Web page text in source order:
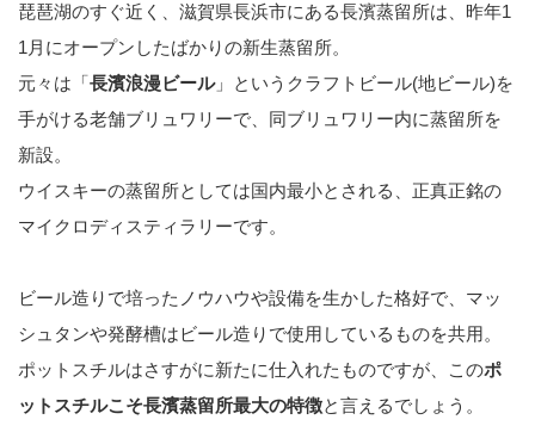
琵琶湖のすぐ近く、滋賀県長浜市にある長濱蒸留所は、昨年1
1月にオープンしたばかりの新生蒸留所。
元々は「長濱浪漫ビール」というクラフトビール(地ビール)を
手がける老舗ブリュワリーで、同ブリュワリー内に蒸留所を
新設。
ウイスキーの蒸留所としては国内最小とされる、正真正銘の
マイクロディスティラリーです。
ビール造りで培ったノウハウや設備を生かした格好で、マッ
シュタンや発酵槽はビール造りで使用しているものを共用。
ポットスチルはさすがに新たに仕入れたものですが、このポ
ットスチルこそ長濱蒸留所最大の特徴と言えるでしょう。